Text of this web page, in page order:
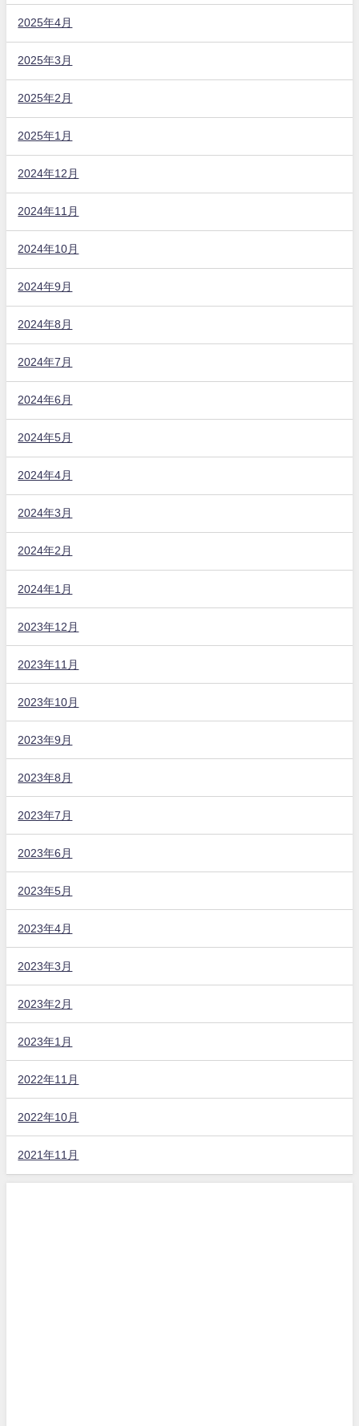
2025年4月
2025年3月
2025年2月
2025年1月
2024年12月
2024年11月
2024年10月
2024年9月
2024年8月
2024年7月
2024年6月
2024年5月
2024年4月
2024年3月
2024年2月
2024年1月
2023年12月
2023年11月
2023年10月
2023年9月
2023年8月
2023年7月
2023年6月
2023年5月
2023年4月
2023年3月
2023年2月
2023年1月
2022年11月
2022年10月
2021年11月